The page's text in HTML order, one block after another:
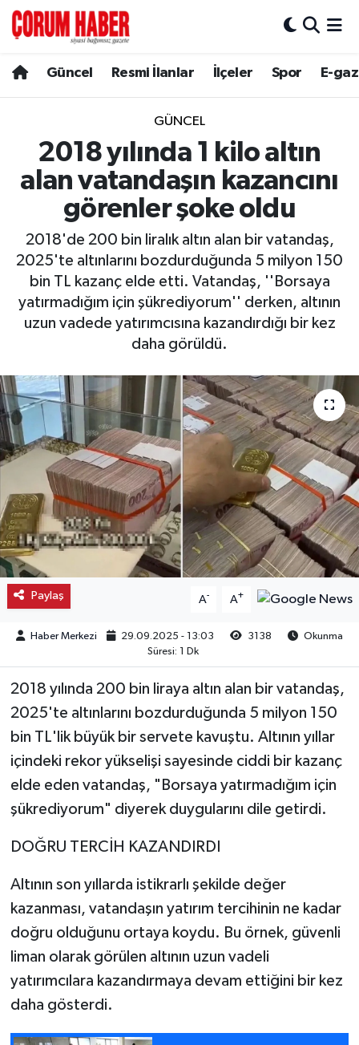
Güncel Resmi İlanlar İlçeler Spor E-
GÜNCEL
2018 yılında 1 kilo altın
alan vatandaşın kazancını
görenler şoke oldu
2018'de 200 bin liralık altın alan bir vatandaş,
2025'te altınlarını bozdurduğunda 5 milyon 150
bin TL kazanç elde etti. Vatandaş, ''Borsaya
yatırmadığım için şükrediyorum'' derken, altının
uzun vadede yatırımcısına kazandırdığı bir kez
daha görüldü.
Paylaş A- A+
Haber Merkezi 29.09.2025 - 13:03 3138
Okunma
Süresi: 1 Dk
2018 yılında 200 bin liraya altın alan bir vatandaş,
2025'te altınlarını bozdurduğunda 5 milyon 150
bin TL'lik büyük bir servete kavuştu. Altının yıllar
içindeki rekor yükselişi sayesinde ciddi bir kazanç
elde eden vatandaş, "Borsaya yatırmadığım için
şükrediyorum" diyerek duygularını dile getirdi.
DOĞRU TERCİH KAZANDIRDI
Altının son yıllarda istikrarlı şekilde değer
kazanması, vatandaşın yatırım tercihinin ne kadar
doğru olduğunu ortaya koydu. Bu örnek, güvenli
liman olarak görülen altının uzun vadeli
yatırımcılara kazandırmaya devam ettiğini bir kez
daha gösterdi.
Spor
Resmi İlanlar
Alaca
Bayat
Boğazkale
Dodurga
Kargı
Laçin
Mecitözü
Oğuzlar
Ortaköy
Osmancık
Sungurlu
Sağlık
Hava Durumu
Çorum Namaz Vakitleri
Trafik Durumu
Süper Lig Puan Durumu ve Fikstür
Tüm Manşetler
Son Dakika Haberleri